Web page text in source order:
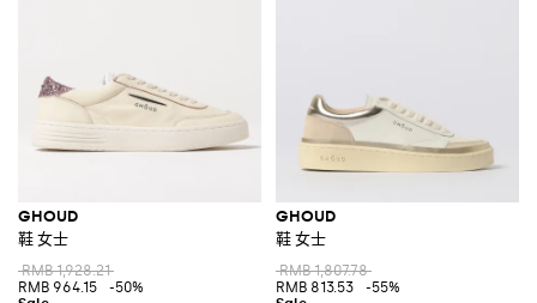
GHOUD
鞋 女士
RMB 1,928.21
RMB 964.15
-50%
GHOUD
鞋 女士
RMB 1,807.78
RMB 813.53
-55%